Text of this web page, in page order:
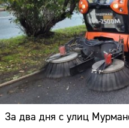
За два дня с улиц